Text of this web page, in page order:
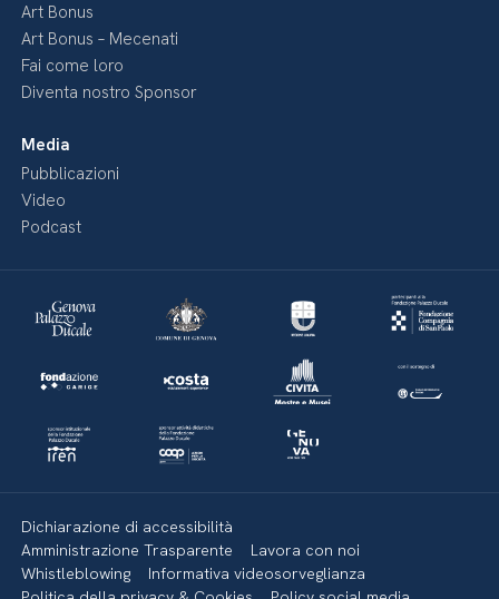
Art Bonus
Art Bonus – Mecenati
Fai come loro
Diventa nostro Sponsor
Media
Pubblicazioni
Video
Podcast
Dichiarazione di accessibilità
Amministrazione Trasparente
Lavora con noi
Whistleblowing
Informativa videosorveglianza